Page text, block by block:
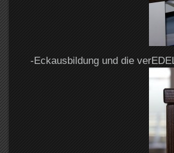
-Eckausbildung und die